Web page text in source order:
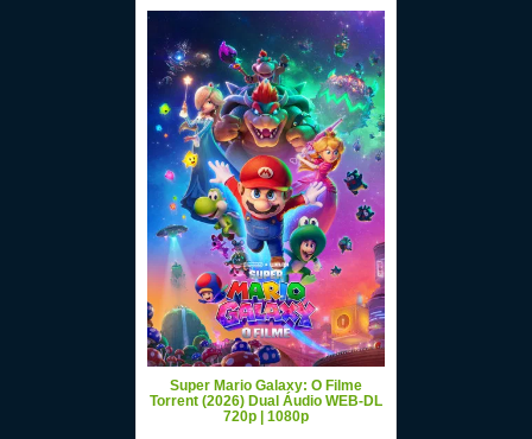
Super Mario Galaxy: O Filme
Torrent (2026) Dual Áudio WEB-DL
720p | 1080p